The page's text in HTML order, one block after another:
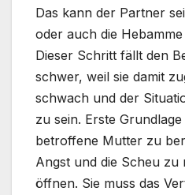
Das kann der Partner
oder auch die
Dieser Schritt fällt den
schwer, weil sie damit
schwach und der
zu sein. Erste
betroffene Mutter zu
Angst und die Scheu zu
öffnen. Sie muss das